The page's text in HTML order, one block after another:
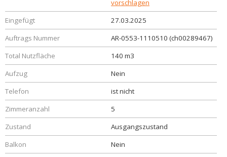
vorschlagen
Eingefügt
27.03.2025
Auftrags Nummer
AR-0553-1110510 (ch00289467)
Total Nutzfläche
140 m3
Aufzug
Nein
Telefon
ist nicht
Zimmeranzahl
5
Zustand
Ausgangszustand
Balkon
Nein